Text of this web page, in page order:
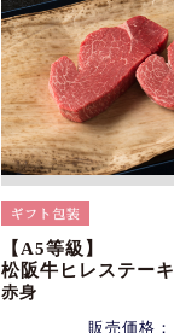
【A5等級】
松阪牛ヒレステーキ
赤身
販売価格：